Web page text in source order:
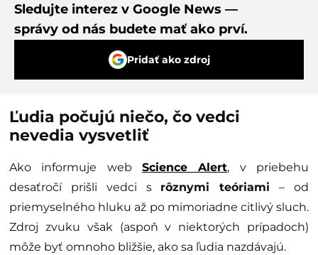
Sledujte interez v Google News —
správy od nás budete mať ako prví.
Pridať ako zdroj
Ľudia počujú niečo, čo vedci
nevedia vysvetliť
Ako informuje web Science Alert, v priebehu
desaťročí prišli vedci s rôznymi teóriami – od
priemyselného hluku až po mimoriadne citlivý sluch.
Zdroj zvuku však (aspoň v niektorých prípadoch)
môže byť omnoho bližšie, ako sa ľudia nazdávajú.